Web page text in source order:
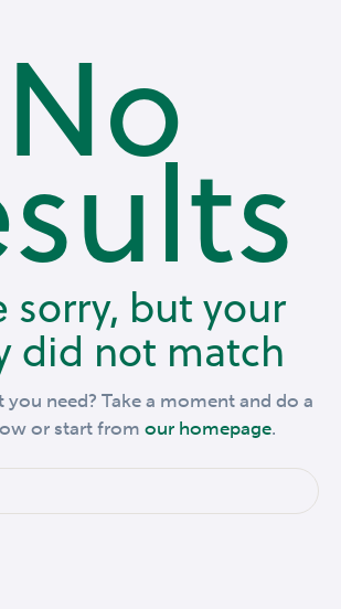
No
sorry, but your
did not match
you need? Take a moment and do a
or start from our homepage.